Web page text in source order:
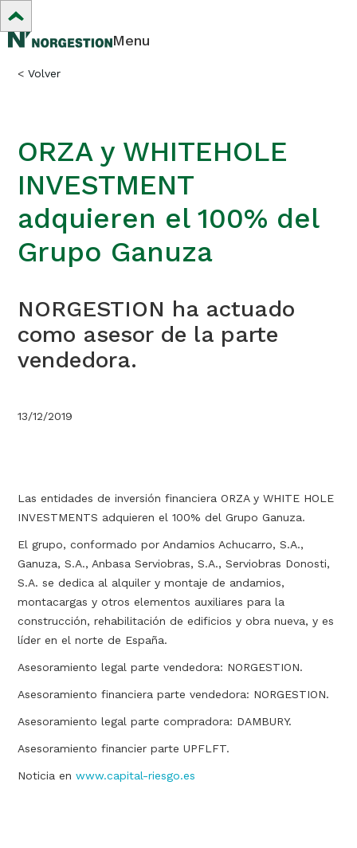
Menu
< Volver
ORZA y WHITEHOLE
INVESTMENT
adquieren el 100% del
Grupo Ganuza
NORGESTION ha actuado
como asesor de la parte
vendedora.
13/12/2019
Las entidades de inversión financiera ORZA y WHITE HOLE
INVESTMENTS adquieren el 100% del Grupo Ganuza.
El grupo, conformado por Andamios Achucarro, S.A.,
Ganuza, S.A., Anbasa Serviobras, S.A., Serviobras Donosti,
S.A. se dedica al alquiler y montaje de andamios,
montacargas y otros elementos auxiliares para la
construcción, rehabilitación de edificios y obra nueva, y es
líder en el norte de España.
Asesoramiento legal parte vendedora: NORGESTION.
Asesoramiento financiera parte vendedora: NORGESTION.
Asesoramiento legal parte compradora: DAMBURY.
Asesoramiento financier parte UPFLFT.
Noticia enwww.capital-riesgo.es